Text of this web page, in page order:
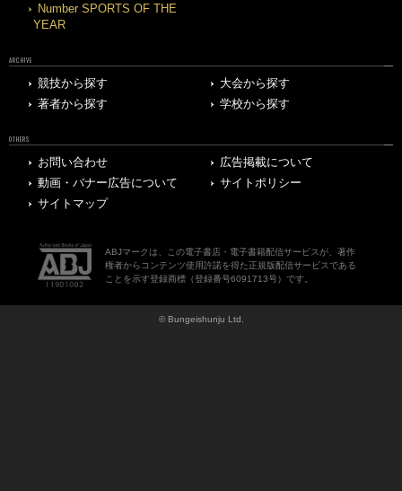
Number SPORTS OF THE
YEAR
ARCHIVE
競技から探す
大会から探す
著者から探す
学校から探す
OTHERS
お問い合わせ
広告掲載について
動画・バナー広告について
サイトポリシー
サイトマップ
ABJマークは、この電子書店・電子書籍配信サービスが、著作
権者からコンテンツ使用許諾を得た正規版配信サービスである
ことを示す登録商標（登録番号6091713号）です。
© Bungeishunju Ltd.